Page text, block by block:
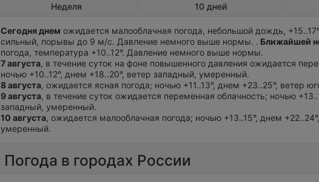
Неделя 10 дней
Сегодня днем ожидается малооблачная погода, небольшой дождь,
сильный, порывы до 9 м/с. Давление немного выше нормы. . Ближайшей
погода, температура +10..12°. Давление немного выше нормы.
7 августа, в течение суток на фоне повышенного давления ожидается
ночью +10..12°, днем +18..20°, ветер западный, умеренный.
8 августа, ожидается ясная погода; ночью +11..13°, днем +23..25°, ветер
9 августа, в течение суток ожидается переменная облачность; ночью
западный, умеренный.
10 августа, ожидается малооблачная погода; ночью +13..15°, днем
умеренный.
Погода в городах России